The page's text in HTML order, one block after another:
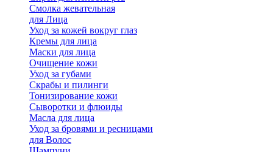
Смолка жевательная
для Лица
Уход за кожей вокруг глаз
Кремы для лица
Маски для лица
Очищение кожи
Уход за губами
Скрабы и пилинги
Тонизирование кожи
Сыворотки и флюиды
Масла для лица
Уход за бровями и ресницами
для Волос